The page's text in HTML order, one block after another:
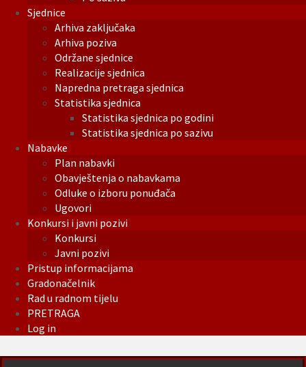
Sjednice
Arhiva zaključaka
Arhiva poziva
Održane sjednice
Realizacije sjednica
Napredna pretraga sjednica
Statistika sjednica
Statistika sjednica po godini
Statistika sjednica po sazivu
Nabavke
Plan nabavki
Obavještenja o nabavkama
Odluke o izboru ponuđača
Ugovori
Konkursi i javni pozivi
Konkursi
Javni pozivi
Pristup informacijama
Gradonačelnik
Rad u radnom tijelu
PRETRAGA
Log in